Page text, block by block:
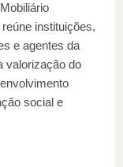
instituições,
e agentes da
valorização do
social e